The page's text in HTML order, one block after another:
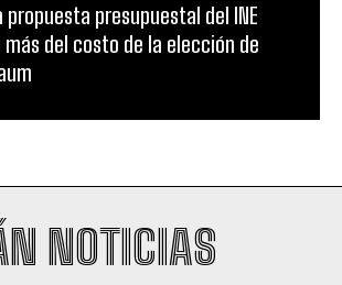
propuesta presupuestal del INE
más del costo de la elección de
NOTICIAS